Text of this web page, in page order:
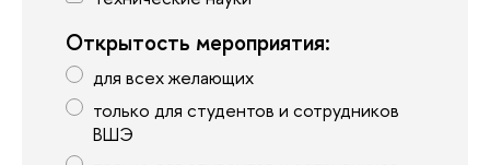
Открытость мероприятия:
для всех желающих
только для студентов и сотрудников
ВШЭ